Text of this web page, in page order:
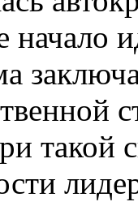
начало
такой